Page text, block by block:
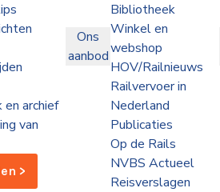
archief
van
>
Ons
aanbod
Bibliotheek
Winkel en
webshop
HOV/Railnieuws
Railvervoer in
Nederland
Publicaties
Op de Rails
NVBS Actueel
Reisverslagen